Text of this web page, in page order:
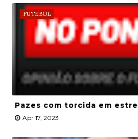
FUTEBOL
Pazes com torcida em
Apr 17, 2023